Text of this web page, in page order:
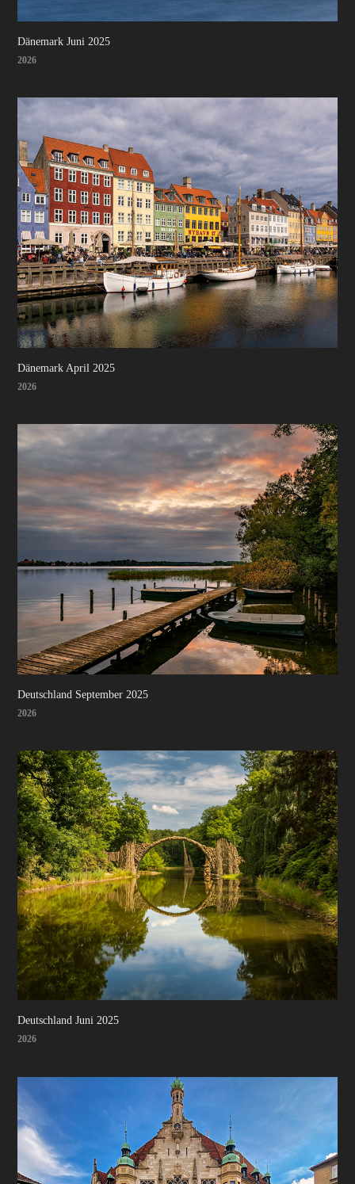
Dänemark Juni 2025
2026
Dänemark April 2025
2026
Deutschland September 2025
2026
Deutschland Juni 2025
2026